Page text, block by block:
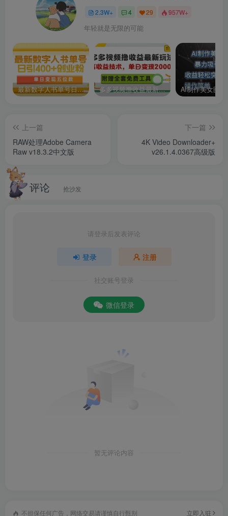
2.3W+ 4 29 957W+
年轻就是无限的可能
最新数字人书单号日400+创业粉，单日变现五位数，市面卖5980附软件和详… 多多视频撸收益最新玩法，高收益技术，单日变现2000+，附赠全套技术资料
上一篇
RAW处理Adobe Camera
Raw v18.3.2中文版
下一篇
4K Video Downloader+
v26.1.4.0367高级版
评论 抢沙发
请登录后发表评论
登录 注册
社交账号登录
微信登录
暂无评论内容
不担保任何广告，网络交易请谨慎自行甄别 立即入驻